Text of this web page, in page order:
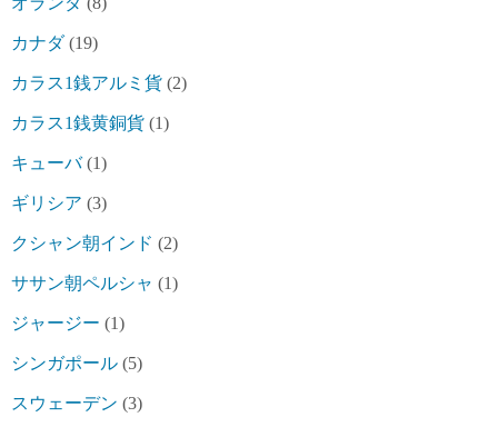
カナダ(19)
カラス1銭アルミ貨 (2)
カラス1銭黄銅貨 (1)
キューバ(1)
ギリシア (3)
クシャン朝インド (2)
ササン朝ペルシャ (1)
ジャージー (1)
シンガポール (5)
スウェーデン (3)